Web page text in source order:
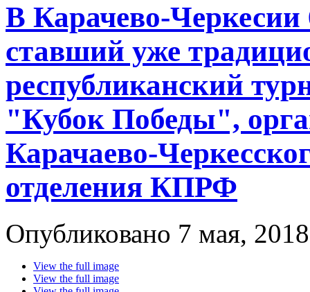
В Карачево-Черкесии
ставший уже
республиканский
"Кубок Победы",
Карачаево-
отделения КПРФ
Опубликовано 7 мая,
View the full image
View the full image